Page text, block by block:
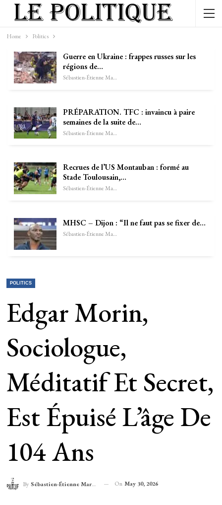
Home Politics
Guerre en Ukraine : frappes russes sur les
régions de…
Sébastien-Étienne Marechal
PRÉPARATION. TFC : invaincu à paire
semaines de la suite de…
Sébastien-Étienne Marechal
Recrues de l’US Montauban : formé au
Stade Toulousain,…
Sébastien-Étienne Marechal
MHSC – Dijon : “Il ne faut pas se fixer de…
Sébastien-Étienne Marechal
POLITICS
Edgar Morin,
Sociologue,
Méditatif Et Secret,
Est Épuisé L’âge De
104 Ans
By Sébastien-Étienne Marechal On May 30, 2026